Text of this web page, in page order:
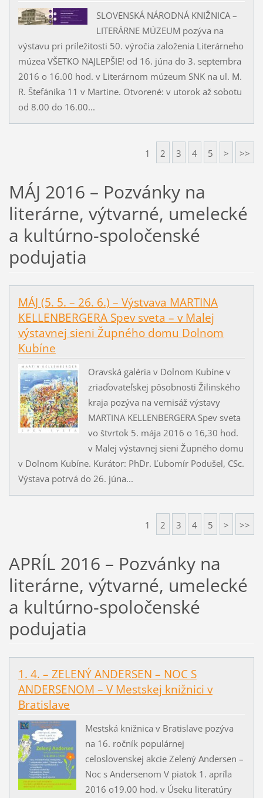
SLOVENSKÁ NÁRODNÁ KNIŽNICA –
LITERÁRNE MÚZEUM pozýva na
výstavu pri príležitosti 50. výročia založenia Literárneho
múzea VŠETKO NAJLEPŠIE! od 16. júna do 3. septembra
2016 o 16.00 hod. v Literárnom múzeum SNK na ul. M.
R. Štefánika 11 v Martine. Otvorené: v utorok až sobotu
od 8.00 do 16.00...
1 2 3 4 5 > >>
MÁJ 2016 – Pozvánky na
literárne, výtvarné, umelecké
a kultúrno-spoločenské
podujatia
MÁJ (5. 5. – 26. 6.) – Výstvava MARTINA
KELLENBERGERA Spev sveta – v Malej
výstavnej sieni Župného domu Dolnom
Kubíne
Oravská galéria v Dolnom Kubíne v
zriaďovateľskej pôsobnosti Žilinského
kraja pozýva na vernisáž výstavy
MARTINA KELLENBERGERA Spev sveta
vo štvrtok 5. mája 2016 o 16,30 hod.
v Malej výstavnej sieni Župného domu
v Dolnom Kubíne. Kurátor: PhDr. Ľubomír Podušel, CSc.
Výstava potrvá do 26. júna...
1 2 3 4 5 > >>
APRÍL 2016 – Pozvánky na
literárne, výtvarné, umelecké
a kultúrno-spoločenské
podujatia
1. 4. – ZELENÝ ANDERSEN – NOC S
ANDERSENOM – V Mestskej knižnici v
Bratislave
Mestská knižnica v Bratislave pozýva
na 16. ročník populárnej
celoslovenskej akcie Zelený Andersen –
Noc s Andersenom V piatok 1. apríla
2016 o19.00 hod. v Úseku literatúry